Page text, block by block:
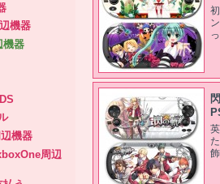
機器
機器
機器
周辺